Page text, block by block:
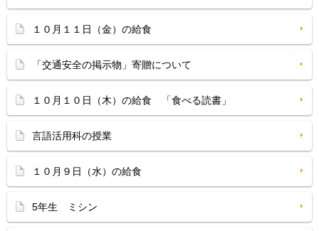
１０月１１日（金）の給食
「交通安全の掲示物」寄贈について
１０月１０日（木）の給食 「食べる読書」
言語活用科の授業
１０月９日（水）の給食
5年生 ミシン